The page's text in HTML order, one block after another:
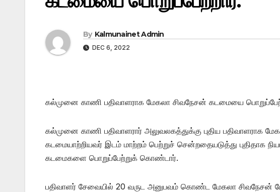
By Kalmunainet Admin
DEC 6, 2022
கல்முனை காணி பதிவாளராக மேகலா சிவநேசன் கடமையை
கல்முனை காணி பதிவாளரார் அலுவலகத்துக்கு புதிய பதிவாளராக
கடமையாற்றியவர் இடம் மாற்றம் பெற்றுச் சென்றதையடுத்து புதிதாக
கடமைகளை பொறுப்பேற்றுக் கொண்டார்.
பதிவாளர் சேவையில் 20 வருட அனுபவம் கொண்ட மேகலா சிவநேசன்